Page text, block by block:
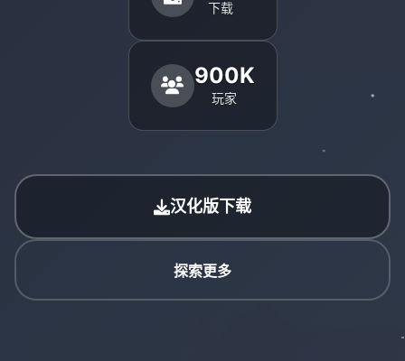
下载
900K
玩家
汉化版下载
探索更多